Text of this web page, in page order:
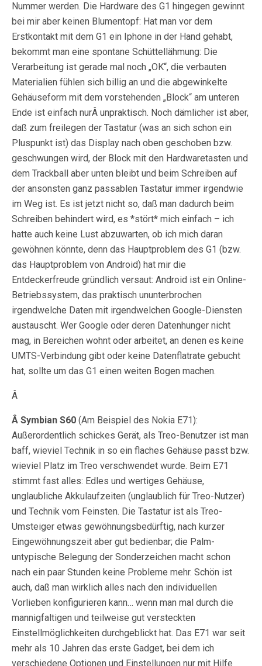
Nummer werden. Die Hardware des G1 hingegen gewinnt
bei mir aber keinen Blumentopf: Hat man vor dem
Erstkontakt mit dem G1 ein Iphone in der Hand gehabt,
bekommt man eine spontane Schüttellähmung: Die
Verarbeitung ist gerade mal noch „OK“, die verbauten
Materialien fühlen sich billig an und die abgewinkelte
Gehäuseform mit dem vorstehenden „Block“ am unteren
Ende ist einfach nurÂ unpraktisch. Noch dämlicher ist aber,
daß zum freilegen der Tastatur (was an sich schon ein
Pluspunkt ist) das Display nach oben geschoben bzw.
geschwungen wird, der Block mit den Hardwaretasten und
dem Trackball aber unten bleibt und beim Schreiben auf
der ansonsten ganz passablen Tastatur immer irgendwie
im Weg ist. Es ist jetzt nicht so, daß man dadurch beim
Schreiben behindert wird, es *stört* mich einfach – ich
hatte auch keine Lust abzuwarten, ob ich mich daran
gewöhnen könnte, denn das Hauptproblem des G1 (bzw.
das Hauptproblem von Android) hat mir die
Entdeckerfreude gründlich versaut: Android ist ein Online-
Betriebssystem, das praktisch ununterbrochen
irgendwelche Daten mit irgendwelchen Google-Diensten
austauscht. Wer Google oder deren Datenhunger nicht
mag, in Bereichen wohnt oder arbeitet, an denen es keine
UMTS-Verbindung gibt oder keine Datenflatrate gebucht
hat, sollte um das G1 einen weiten Bogen machen.
Â
Â Symbian S60 (Am Beispiel des Nokia E71):
Außerordentlich schickes Gerät, als Treo-Benutzer ist man
baff, wieviel Technik in so ein flaches Gehäuse passt bzw.
wieviel Platz im Treo verschwendet wurde. Beim E71
stimmt fast alles: Edles und wertiges Gehäuse,
unglaubliche Akkulaufzeiten (unglaublich für Treo-Nutzer)
und Technik vom Feinsten. Die Tastatur ist als Treo-
Umsteiger etwas gewöhnungsbedürftig, nach kurzer
Eingewöhnungszeit aber gut bedienbar; die Palm-
untypische Belegung der Sonderzeichen macht schon
nach ein paar Stunden keine Probleme mehr. Schön ist
auch, daß man wirklich alles nach den individuellen
Vorlieben konfigurieren kann… wenn man mal durch die
mannigfaltigen und teilweise gut versteckten
Einstellmöglichkeiten durchgeblickt hat. Das E71 war seit
mehr als 10 Jahren das erste Gadget, bei dem ich
verschiedene Optionen und Einstellungen nur mit Hilfe